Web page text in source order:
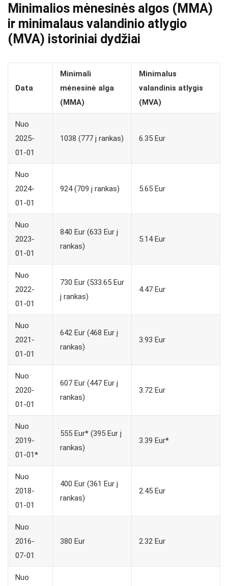
Minimalios mėnesinės algos (MMA)
ir minimalaus valandinio atlygio
(MVA) istoriniai dydžiai
Data
Minimali
mėnesinė alga
(MMA)
Minimalus
valandinis atlygis
(MVA)
Nuo
2025-
01-01
1038 (777 į rankas) 6.35 Eur
Nuo
2024-
01-01
924 (709 į rankas) 5.65 Eur
Nuo
2023-
01-01
840 Eur (633 Eur į
rankas)
5.14 Eur
Nuo
2022-
01-01
730 Eur (533.65 Eur
į rankas)
4.47 Eur
Nuo
2021-
01-01
642 Eur (468 Eur į
rankas)
3.93 Eur
Nuo
2020-
01-01
607 Eur (447 Eur į
rankas)
3.72 Eur
Nuo
2019-
01-01*
555 Eur* (395 Eur į
rankas)
3.39 Eur*
Nuo
2018-
01-01
400 Eur (361 Eur į
rankas)
2.45 Eur
Nuo
2016-
07-01
380 Eur 2.32 Eur
Nuo